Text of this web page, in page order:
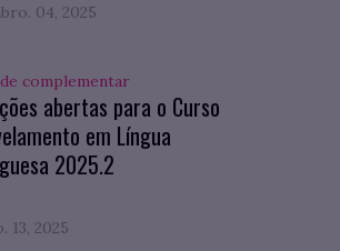
04, 2025
complementar
abertas para o Curso
em Língua
2025.2
13, 2025